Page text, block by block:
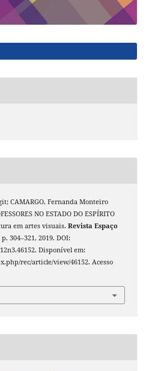
CAMARGO, Fernanda Monteiro
NO ESTADO DO ESPÍRITO
em artes visuais. Revista Espaço
304–321, 2019. DOI:
Disponível em:
rec/article/view/46152. Acesso